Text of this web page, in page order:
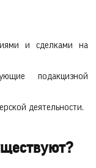
и сделками на
подакцизной
деятельности.